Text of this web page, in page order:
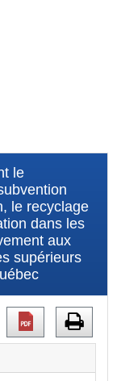
le
le recyclage
dans les
aux
supérieurs